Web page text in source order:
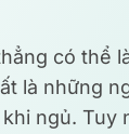
có thể
là những
ngủ. Tuy